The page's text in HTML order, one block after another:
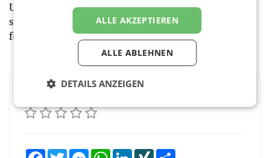
Unternehmen keine detaillierte Umsatzprognose ab,
strebt jedoch an, seine Marktposition weiter zu
festigen.
FacebookTwitter MessengerWhatsAppLinkedInXING
ALLE AKZEPTIEREN
ALLE ABLEHNEN
DETAILS ANZEIGEN